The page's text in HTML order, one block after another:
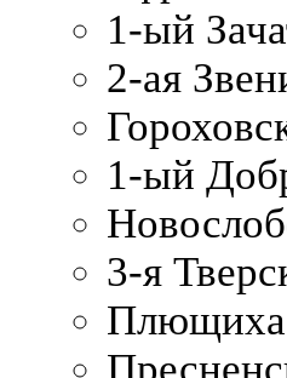
1-ый
2-ая
1-ый
3-я
Плющиха